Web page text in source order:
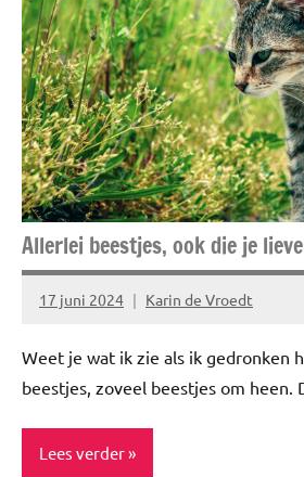
Risico's
Allerlei beestjes, ook die je
17 juni 2024 Karin de Vroedt
Geen
Weet je wat ik zie als ik gedronken
beestjes, zoveel beestjes om heen.
Lees verder